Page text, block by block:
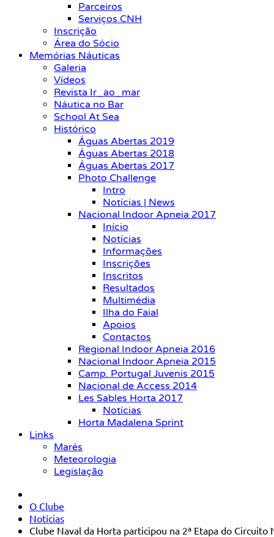
Parceiros
Serviços CNH
Inscrição
Área do Sócio
Memórias Náuticas
Galeria
Vídeos
Revista Ir_ao_mar
Náutica no Bar
School At Sea
Histórico
Águas Abertas 2019
Águas Abertas 2018
Águas Abertas 2017
Photo Challenge
Intro
Notícias | News
Nacional Indoor Apneia 2017
Início
Notícias
Informações
Inscrições
Inscritos
Resultados
Multimédia
Ilha do Faial
Apoios
Contactos
Regional Indoor Apneia 2016
Nacional Indoor Apneia 2015
Camp. Portugal Juvenis 2015
Nacional de Access 2014
Les Sables Horta 2017
Notícias
Horta Madalena Sprint
Links
Marés
Meteorologia
Legislação
O Clube
Notícias
Clube Naval da Horta participou na 2ª Etapa do Circuito